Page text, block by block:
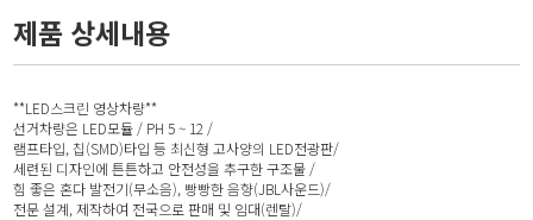
제품 상세내용
**LED스크린 영상차량**
선거차량은 LED모듈 / PH 5 ~ 12 /
램프타입, 칩(SMD)타입 등 최신형 고사양의 LED전광판/
세련된 디자인에 튼튼하고 안전성을 추구한 구조물 /
힘 좋은 혼다 발전기(무소음), 빵빵한 음향(JBL사운드)/
전문 설계, 제작하여 전국으로 판매 및 임대(렌탈)/